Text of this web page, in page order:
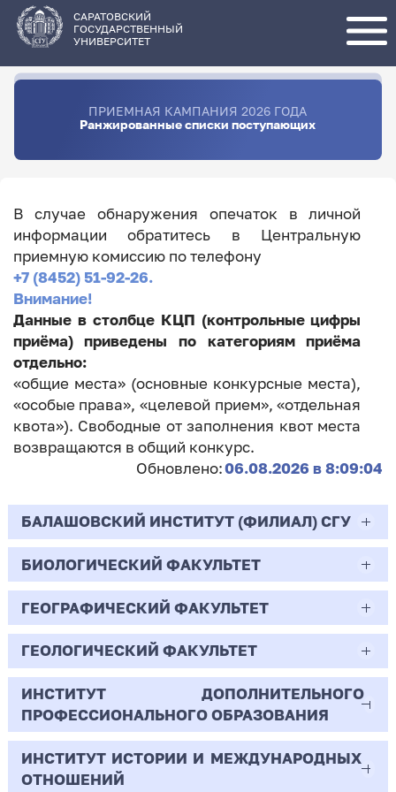
основному
содержанию
САРАТОВСКИЙ
ГОСУДАРСТВЕННЫЙ
УНИВЕРСИТЕТ
ПРИЕМНАЯ КАМПАНИЯ 2026 ГОДА
Ранжированные списки поступающих
В случае обнаружения опечаток в личной
информации обратитесь в Центральную
приемную комиссию по телефону
+7 (8452) 51-92-26.
Внимание!
Данные в столбце КЦП (контрольные цифры
приёма) приведены по категориям приёма
отдельно:
«общие места» (основные конкурсные места),
«особые права», «целевой прием», «отдельная
квота»). Свободные от заполнения квот места
возвращаются в общий конкурс.
Обновлено:06.08.2026 в 8:09:04
БАЛАШОВСКИЙ ИНСТИТУТ (ФИЛИАЛ) СГУ
44.03.02
Психолого-педагогическое образование
Очная | Бакалавр
Всего бюджетных мест - 10
Бюджет/
Общие места
Профиль: Практическая
психология образования
БИОЛОГИЧЕСКИЙ ФАКУЛЬТЕТ
06.03.01
Биология
Очная | Бакалавр
Всего бюджетных мест - 50
Бюджет/Общие места
ГЕОГРАФИЧЕСКИЙ ФАКУЛЬТЕТ
05.03.02
География
Очная | Бакалавр
Всего бюджетных мест - 15
ГЕОЛОГИЧЕСКИЙ ФАКУЛЬТЕТ
05.03.01
Геология
Очная | Бакалавр
ИНСТИТУТ ДОПОЛНИТЕЛЬНОГО
ПРОФЕССИОНАЛЬНОГО ОБРАЗОВАНИЯ
38.03.02
ИНСТИТУТ ИСТОРИИ И МЕЖДУНАРОДНЫХ
ОТНОШЕНИЙ